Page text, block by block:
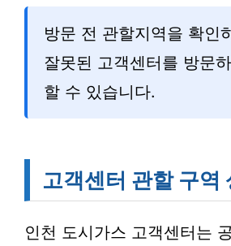
방문 전 관할지역을 확인
잘못된 고객센터를 방문
할 수 있습니다.
고객센터 관할 구역
인천 도시가스 고객센터는